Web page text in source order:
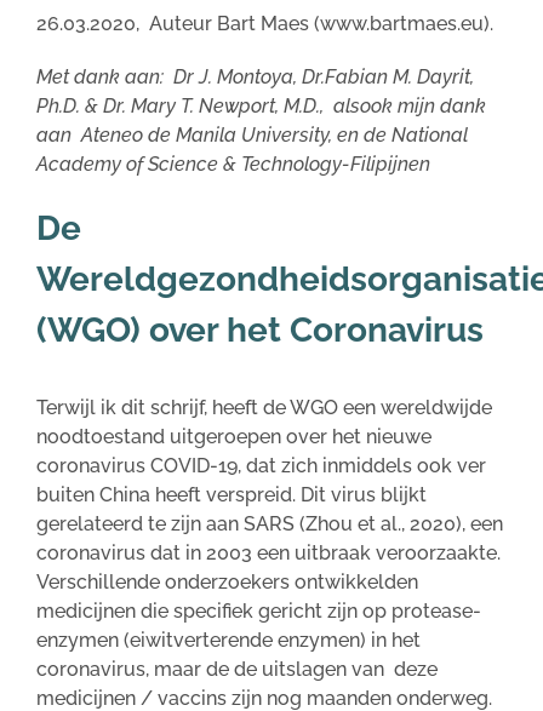
26.03.2020, Auteur Bart Maes (www.bartmaes.eu).
Met dank aan: Dr J. Montoya, Dr.Fabian M. Dayrit,
Ph.D. & Dr. Mary T. Newport, M.D., alsook mijn dank
aan Ateneo de Manila University, en de National
Academy of Science & Technology-Filipijnen
De
(WGO) over het Coronavirus
Terwijl ik dit schrijf, heeft de WGO een wereldwijde
noodtoestand uitgeroepen over het nieuwe
coronavirus COVID-19, dat zich inmiddels ook ver
buiten China heeft verspreid. Dit virus blijkt
gerelateerd te zijn aan SARS (Zhou et al., 2020), een
coronavirus dat in 2003 een uitbraak veroorzaakte.
Verschillende onderzoekers ontwikkelden
medicijnen die specifiek gericht zijn op protease-
enzymen (eiwitverterende enzymen) in het
coronavirus, maar de de uitslagen van deze
medicijnen / vaccins zijn nog maanden onderweg.